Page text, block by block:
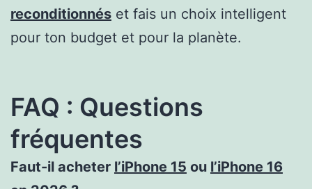
reconditionnés et fais un choix intelligent
pour ton budget et pour la planète.
FAQ : Questions
fréquentes
Faut-il acheter l’iPhone 15 ou l’iPhone 16